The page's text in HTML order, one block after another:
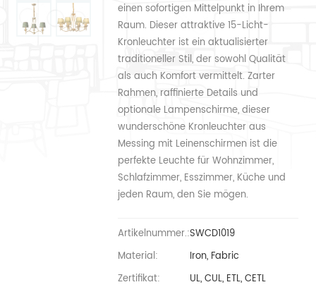
einen sofortigen Mittelpunkt in Ihrem
Raum. Dieser attraktive 15-Licht-
Kronleuchter ist ein aktualisierter
traditioneller Stil, der sowohl Qualität
als auch Komfort vermittelt. Zarter
Rahmen, raffinierte Details und
optionale Lampenschirme, dieser
wunderschöne Kronleuchter aus
Messing mit Leinenschirmen ist die
perfekte Leuchte für Wohnzimmer,
Schlafzimmer, Esszimmer, Küche und
jeden Raum, den Sie mögen.
Artikelnummer.:SWCD1019
Material:
Iron, Fabric
Zertifikat:
UL, CUL, ETL, CETL